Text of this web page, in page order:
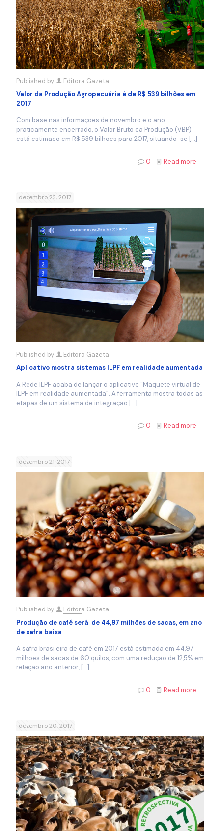
Published by
Editora Gazeta
Valor da Produção Agropecuária é de R$ 539 bilhões em
2017
Com base nas informações de novembro e o ano
praticamente encerrado, o Valor Bruto da Produção (VBP)
está estimado em R$ 539 bilhões para 2017, situando-se […]
0 Read more
dezembro 22, 2017
Published by
Editora Gazeta
Aplicativo mostra sistemas ILPF em realidade aumentada
A Rede ILPF acaba de lançar o aplicativo “Maquete virtual de
ILPF em realidade aumentada”. A ferramenta mostra todas as
etapas de um sistema de integração […]
0 Read more
dezembro 21, 2017
Published by
Editora Gazeta
Produção de café será de 44,97 milhões de sacas, em ano
de safra baixa
A safra brasileira de café em 2017 está estimada em 44,97
milhões de sacas de 60 quilos, com uma redução de 12,5% em
relação ano anterior, […]
0 Read more
dezembro 20, 2017